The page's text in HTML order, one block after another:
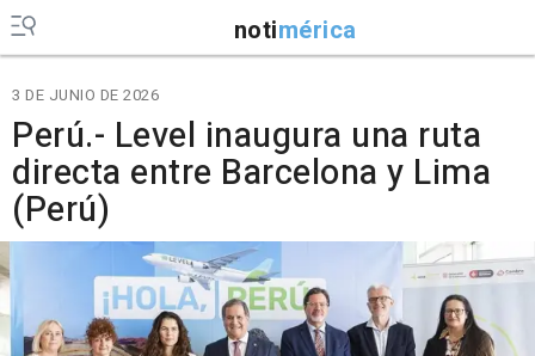
notimérica
3 DE JUNIO DE 2026
Perú.- Level inaugura una ruta
directa entre Barcelona y Lima
(Perú)